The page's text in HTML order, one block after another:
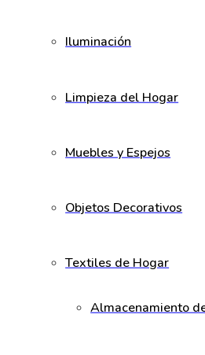
Iluminación
Limpieza del Hogar
Muebles y Espejos
Objetos Decorativos
Textiles de Hogar
Almacenamiento